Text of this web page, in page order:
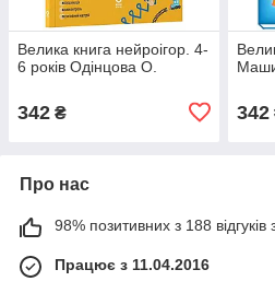
Велика книга нейроігор. 4-
6 років Одінцова О.
342 ₴ 342
Про нас
98% позитивних з 188 відгуків
Працює з 11.04.2016